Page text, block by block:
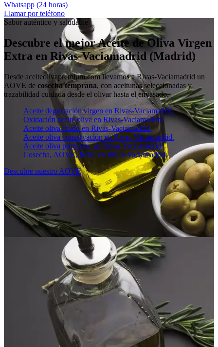
Whatsapp (24 horas)
Llamar por teléfono
Sabor auténtico y saludable
Descubre el mejor Aceite de Oliva Virgen
Extra en Rivas-Vaciamadrid (Madrid)
Desde aceiteolivapremium.com llevamos a Rivas-Vaciamadrid un
AOVE de cosecha temprana, con aceitunas seleccionadas y
trazabilidad cuidada desde el olivar hasta el envasado.
Aceite degustación virgen en Rivas-Vaciamadrid.
Oxidación aceite oliva en Rivas-Vaciamadrid.
Aceite oliva crudo en Rivas-Vaciamadrid.
Aceite oliva conservación en Rivas-Vaciamadrid.
Aceite oliva premium. en Rivas-Vaciamadrid.
Cosecha, AOVE, fecha en Rivas-Vaciamadrid.
Descubre nuestro AOVE